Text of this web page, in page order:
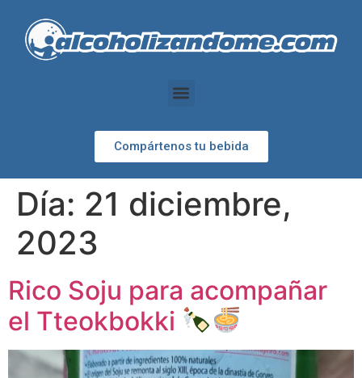
Compártenos tu bebida
Día: 21 diciembre,
2023
Rico Soju para acompañar
el Tteokbokki